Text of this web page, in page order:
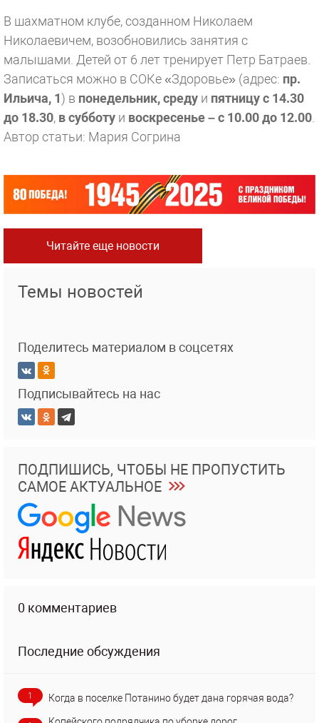
В шахматном клубе, созданном Николаем
Николаевичем, возобновились занятия с
малышами. Детей от 6 лет тренирует Петр Батраев.
Записаться можно в СОКе «Здоровье» (адрес: пр.
Ильича, 1) в понедельник, среду и пятницу с 14.30
до 18.30, в субботу и воскресенье – с 10.00 до 12.00
Автор статьи: Мария Согрина
Читайте еще новости
Темы новостей
Поделитесь материалом в соцсетях
Подписывайтесь на нас
ПОДПИШИСЬ, ЧТОБЫ НЕ ПРОПУСТИТЬ
САМОЕ АКТУАЛЬНОЕ
0 комментариев
Последние обсуждения
1 Когда в поселке Потанино будет дана горячая вода?